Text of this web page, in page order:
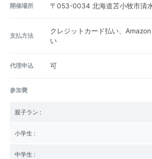
開催場所 〒053-0034 北海道苫小牧市清
支払方法
クレジットカード払い、
い
代理申込 可
参加費
親子ラン :
小学生 :
中学生 :